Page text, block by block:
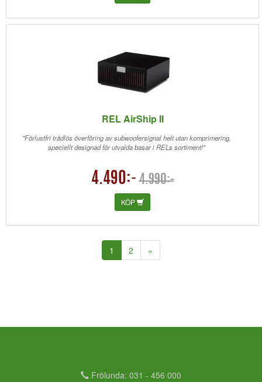
REL AirShip II
"Förlustfri trådlös överföring av subwoofersignal helt utan komprimering,
speciellt designad för utvalda basar i RELs sortiment!"
4.490:- 4.990:-
KÖP
1 (current)
2 »
Frölunda: 031 - 456 000